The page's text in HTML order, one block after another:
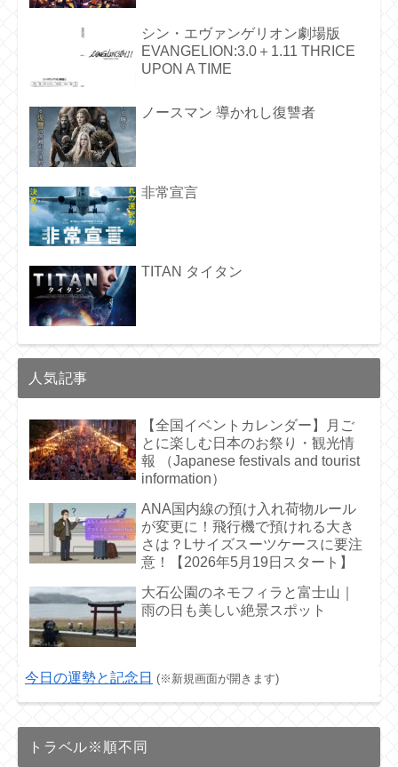
シン・エヴァンゲリオン劇場版
EVANGELION:3.0＋1.11 THRICE
UPON A TIME
ノースマン 導かれし復讐者
非常宣言
TITAN タイタン
人気記事
【全国イベントカレンダー】月ご
とに楽しむ日本のお祭り・観光情
報 （Japanese festivals and tourist
information）
ANA国内線の預け入れ荷物ルール
が変更に！飛行機で預けれる大き
さは？Lサイズスーツケースに要注
意！【2026年5月19日スタート】
大石公園のネモフィラと富士山｜
雨の日も美しい絶景スポット
今日の運勢と記念日 (※新規画面が開きます)
トラベル※順不同